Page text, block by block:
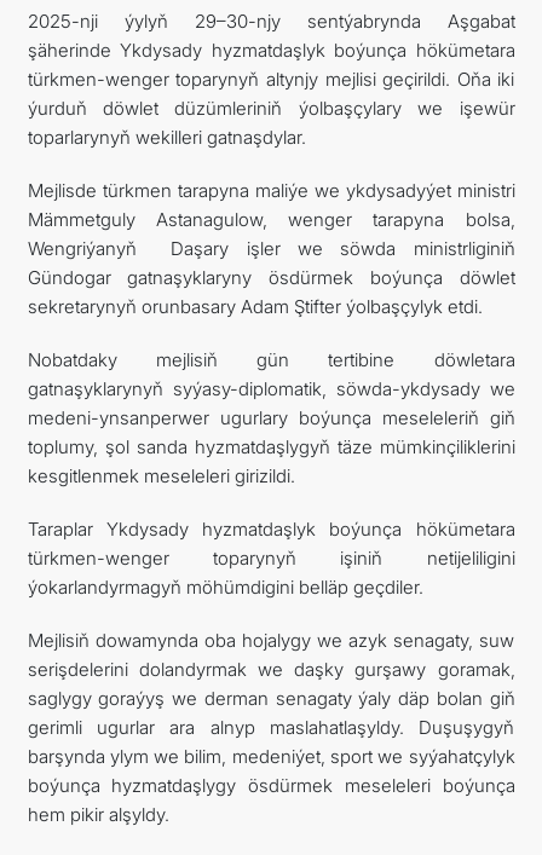
2025-nji ýylyň 29–30-njy sentýabrynda Aşgabat
şäherinde Ykdysady hyzmatdaşlyk boýunça hökümetara
türkmen-wenger toparynyň altynjy mejlisi geçirildi. Oňa iki
ýurduň döwlet düzümleriniň ýolbaşçylary we işewür
toparlarynyň wekilleri gatnaşdylar.
Mejlisde türkmen tarapyna maliýe we ykdysadyýet ministri
Mämmetguly Astanagulоw, wenger tarapyna bolsa,
Wengriýanyň Daşary işler we söwda ministrliginiň
Gündogar gatnaşyklaryny ösdürmek boýunça döwlet
sekretarynyň orunbasary Adam Ştifter ýolbaşçylyk etdi.
Nobatdaky mejlisiň gün tertibine döwletara
gatnaşyklarynyň syýasy-diplomatik, söwda-ykdysady we
medeni-ynsanperwer ugurlary boýunça meseleleriň giň
toplumy, şol sanda hyzmatdaşlygyň täze mümkinçiliklerini
kesgitlenmek meseleleri girizildi.
Taraplar Ykdysady hyzmatdaşlyk boýunça hökümetara
türkmen-wenger toparynyň işiniň netijeliligini
ýokarlandyrmagyň möhümdigini belläp geçdiler.
Mejlisiň dowamynda oba hojalygy we azyk senagaty, suw
serişdelerini dolandyrmak we daşky gurşawy goramak,
saglygy goraýyş we derman senagaty ýaly däp bolan giň
gerimli ugurlar ara alnyp maslahatlaşyldy. Duşuşygyň
barşynda ylym we bilim, medeniýet, sport we syýahatçylyk
boýunça hyzmatdaşlygy ösdürmek meseleleri boýunça
hem pikir alşyldy.